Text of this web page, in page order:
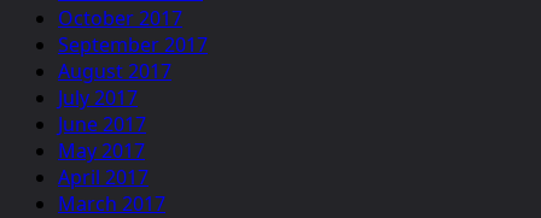
October 2017
September 2017
August 2017
July 2017
June 2017
May 2017
April 2017
March 2017